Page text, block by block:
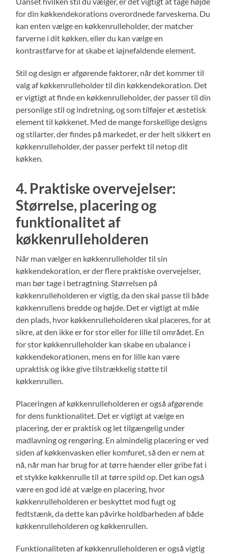
for din køkkendekorations overordnede farveskema. Du
kan enten vælge en køkkenrulleholder, der matcher
farverne i dit køkken, eller du kan vælge en
kontrastfarve for at skabe et iøjnefaldende element.
Stil og design er afgørende faktorer, når det kommer til
valg af køkkenrulleholder til din køkkendekoration. Det
er vigtigt at finde en køkkenrulleholder, der passer til din
personlige stil og indretning, og som tilføjer et æstetisk
element til køkkenet. Med de mange forskellige designs
og stilarter, der findes på markedet, er der helt sikkert en
køkkenrulleholder, der passer perfekt til netop dit
køkken.
4. Praktiske overvejelser:
Størrelse, placering og
funktionalitet af
køkkenrulleholderen
Når man vælger en køkkenrulleholder til sin
køkkendekoration, er der flere praktiske overvejelser,
man bør tage i betragtning. Størrelsen på
køkkenrulleholderen er vigtig, da den skal passe til både
køkkenrullens bredde og højde. Det er vigtigt at måle
den plads, hvor køkkenrulleholderen skal placeres, for at
sikre, at den ikke er for stor eller for lille til området. En
for stor køkkenrulleholder kan skabe en ubalance i
køkkendekorationen, mens en for lille kan være
upraktisk og ikke give tilstrækkelig støtte til
køkkenrullen.
Placeringen af køkkenrulleholderen er også afgørende
for dens funktionalitet. Det er vigtigt at vælge en
placering, der er praktisk og let tilgængelig under
madlavning og rengøring. En almindelig placering er ved
siden af køkkenvasken eller komfuret, så den er nem at
nå, når man har brug for at tørre hænder eller gribe fat i
et stykke køkkenrulle til at tørre spild op. Det kan også
være en god idé at vælge en placering, hvor
køkkenrulleholderen er beskyttet mod fugt og
fedtstænk, da dette kan påvirke holdbarheden af både
køkkenrulleholderen og køkkenrullen.
Funktionaliteten af køkkenrulleholderen er også vigtig